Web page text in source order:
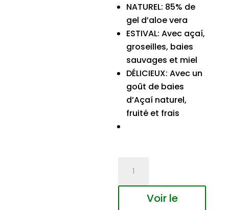
NATUREL: 85% de
gel d’aloe vera
ESTIVAL: Avec açaí,
groseilles, baies
sauvages et miel
DÉLICIEUX: Avec un
goût de baies
d’Açaí naturel,
fruité et frais
Voir le